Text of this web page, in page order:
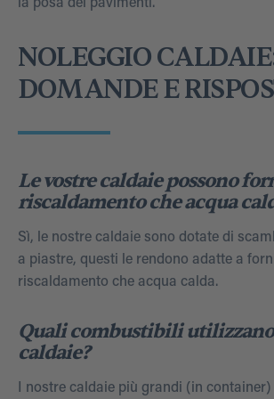
la posa dei pavimenti.
NOLEGGIO
DOMANDE E
Le vostre caldaie possono
riscaldamento che acqua
Sì, le nostre caldaie sono dotate di
a piastre, questi le rendono adatte a
riscaldamento che acqua calda.
Quali combustibili utilizzano
caldaie?
I nostre caldaie più grandi (in